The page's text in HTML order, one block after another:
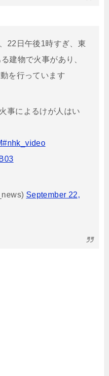
22日午後1時すぎ、東
建物で火事があり、
を行っています
事によるけが人はい
#nhk_video
September 22,